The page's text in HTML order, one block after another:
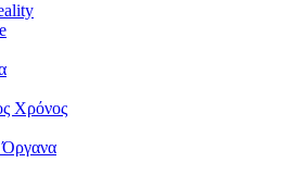
Χρόνος